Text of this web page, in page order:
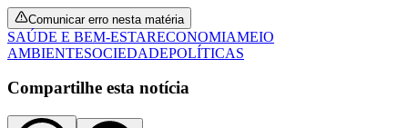
Comunicar erro nesta matéria
SAÚDE E BEM-ESTARECONOMIAMEIO
AMBIENTESOCIEDADEPOLÍTICAS
Compartilhe esta notícia